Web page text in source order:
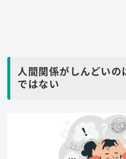
人間関係がしんどいの
ではない